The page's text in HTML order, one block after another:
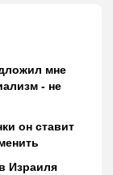
мне
- не
он ставит
Израиля